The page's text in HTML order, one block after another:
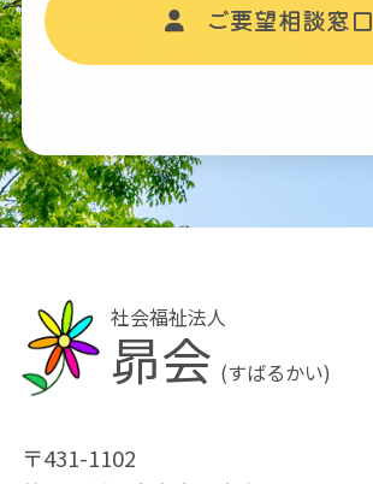
ご要望相談窓口
社会福祉法人
昴会 (すばるかい)
〒431-1102